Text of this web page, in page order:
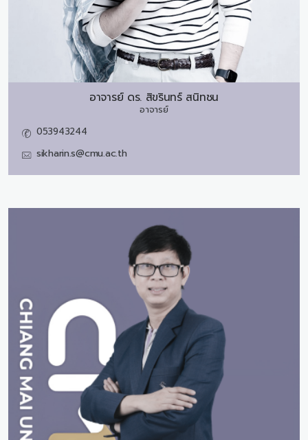
อาจารย์ ดร. สิขรินทร์ สนิทชน
อาจารย์
053943244
sikharin.s@cmu.ac.th